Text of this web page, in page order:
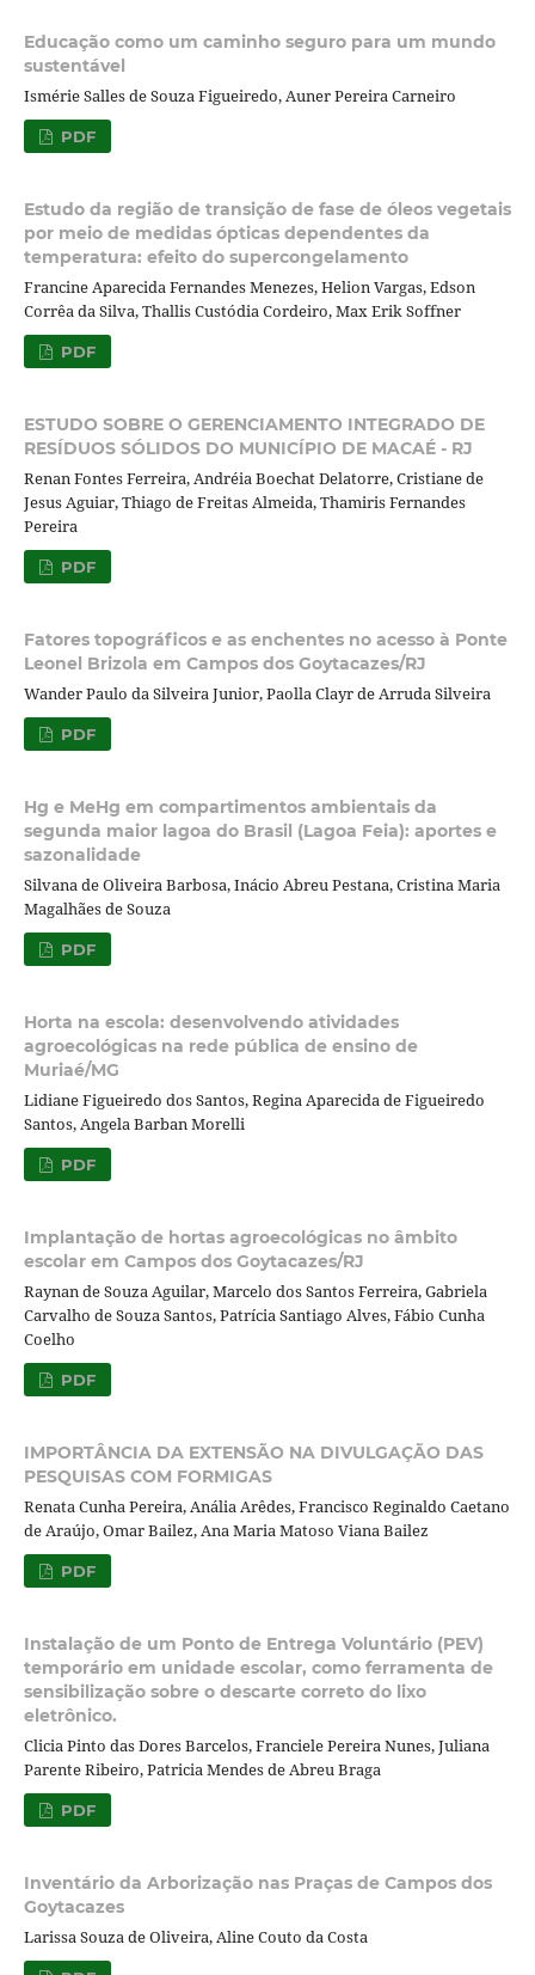
Educação como um caminho seguro para um mundo
sustentável
Ismérie Salles de Souza Figueiredo, Auner Pereira Carneiro
PDF
Estudo da região de transição de fase de óleos vegetais
por meio de medidas ópticas dependentes da
temperatura: efeito do supercongelamento
Francine Aparecida Fernandes Menezes, Helion Vargas, Edson
Corrêa da Silva, Thallis Custódia Cordeiro, Max Erik Soffner
PDF
ESTUDO SOBRE O GERENCIAMENTO INTEGRADO DE
RESÍDUOS SÓLIDOS DO MUNICÍPIO DE MACAÉ - RJ
Renan Fontes Ferreira, Andréia Boechat Delatorre, Cristiane de
Jesus Aguiar, Thiago de Freitas Almeida, Thamiris Fernandes
Pereira
PDF
Fatores topográficos e as enchentes no acesso à Ponte
Leonel Brizola em Campos dos Goytacazes/RJ
Wander Paulo da Silveira Junior, Paolla Clayr de Arruda Silveira
PDF
Hg e MeHg em compartimentos ambientais da
segunda maior lagoa do Brasil (Lagoa Feia): aportes e
sazonalidade
Silvana de Oliveira Barbosa, Inácio Abreu Pestana, Cristina Maria
Magalhães de Souza
PDF
Horta na escola: desenvolvendo atividades
agroecológicas na rede pública de ensino de
Muriaé/MG
Lidiane Figueiredo dos Santos, Regina Aparecida de Figueiredo
Santos, Angela Barban Morelli
PDF
Implantação de hortas agroecológicas no âmbito
escolar em Campos dos Goytacazes/RJ
Raynan de Souza Aguilar, Marcelo dos Santos Ferreira, Gabriela
Carvalho de Souza Santos, Patrícia Santiago Alves, Fábio Cunha
Coelho
PDF
IMPORTÂNCIA DA EXTENSÃO NA DIVULGAÇÃO DAS
PESQUISAS COM FORMIGAS
Renata Cunha Pereira, Anália Arêdes, Francisco Reginaldo Caetano
de Araújo, Omar Bailez, Ana Maria Matoso Viana Bailez
PDF
Instalação de um Ponto de Entrega Voluntário (PEV)
temporário em unidade escolar, como ferramenta de
sensibilização sobre o descarte correto do lixo
eletrônico.
Clicia Pinto das Dores Barcelos, Franciele Pereira Nunes, Juliana
Parente Ribeiro, Patricia Mendes de Abreu Braga
PDF
Inventário da Arborização nas Praças de Campos dos
Goytacazes
Larissa Souza de Oliveira, Aline Couto da Costa